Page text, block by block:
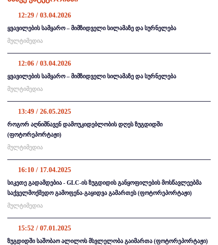
12:29 / 03.04.2026
ყვავილების სამყარო – მიმზიდველი სილამაზე და სურნელება
მულტიმედია
12:06 / 03.04.2026
ყვავილების სამყარო – მიმზიდველი სილამაზე და სურნელება
მულტიმედია
13:49 / 26.05.2025
როგორ აღნიშნავენ დამოუკიდებლობის დღეს ზუგდიდში
(ფოტორეპორტაჟი)
მულტიმედია
16:10 / 17.04.2025
სიკეთე გადამდებია - GLC-ის ზუგდიდის განყოფილების მოსწავლეებმა
საქველმოქმედო გამოფენა-გაყიდვა გამართეს (ფოტორეპორტაჟი)
მულტიმედია
15:52 / 07.01.2025
ზუგდიდში საშობაო ალილოს მსვლელობა გაიმართა (ფოტორეპორტაჟი)